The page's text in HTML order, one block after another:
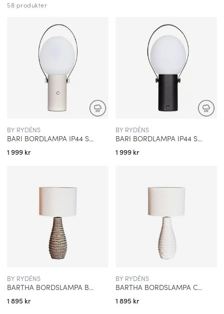
58 produkter
BY RYDÉNS
BARI BORDLAMPA IP44 SANDBEIGE
1 999 kr
BY RYDÉNS
BARI BORDLAMPA IP44 SANDSVART
1 999 kr
BY RYDÉNS
BARTHA BORDSLAMPA BRUN/BEIGE
1 895 kr
BY RYDÉNS
BARTHA BORDSLAMPA CREME/BEIGE
1 895 kr